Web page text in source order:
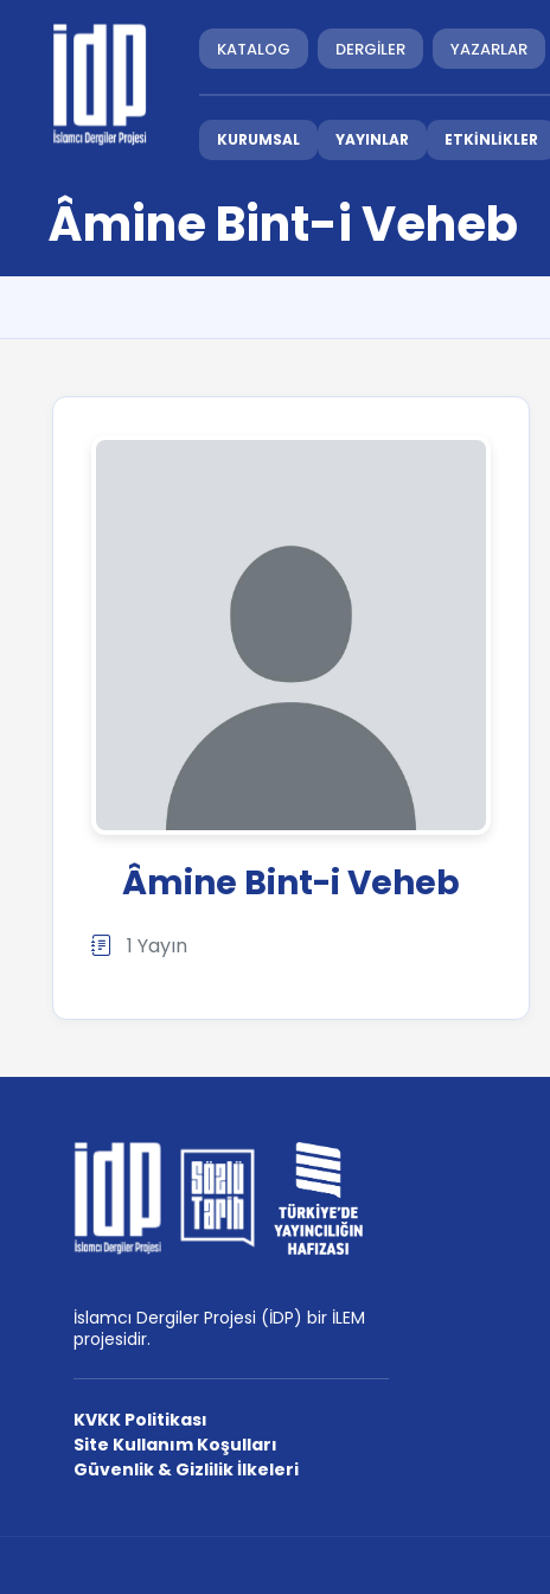
KATALOG DERGİLER YAZARLAR
KURUMSAL YAYINLAR ETKİNLİKLER
Âmine Bint-i Veheb
Âmine Bint-i Veheb
1 Yayın
İslamcı Dergiler Projesi (İDP) bir İLEM
projesidir.
KVKK Politikası
Site Kullanım Koşulları
Güvenlik & Gizlilik İlkeleri